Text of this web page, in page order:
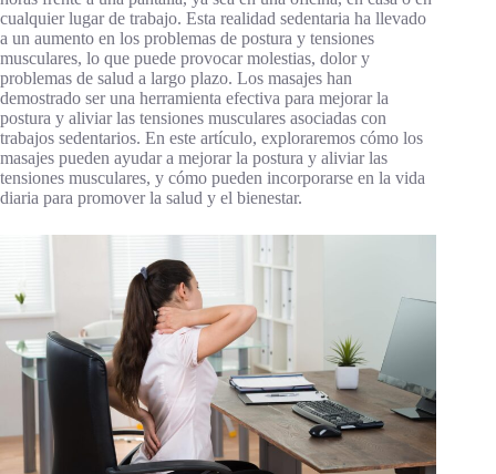
cualquier lugar de trabajo. Esta realidad sedentaria ha llevado
a un aumento en los problemas de postura y tensiones
musculares, lo que puede provocar molestias, dolor y
problemas de salud a largo plazo. Los masajes han
demostrado ser una herramienta efectiva para mejorar la
postura y aliviar las tensiones musculares asociadas con
trabajos sedentarios. En este artículo, exploraremos cómo los
masajes pueden ayudar a mejorar la postura y aliviar las
tensiones musculares, y cómo pueden incorporarse en la vida
diaria para promover la salud y el bienestar.